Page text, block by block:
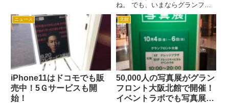
先輩OLねこ 不思議な光景よね
え。でも、関西らしい？ 万博マ
ニアのお宝グッズの展示...
ね。 でも、いまならグランフロ
ント大阪のパナソニックセンター
でDIYの体験をすることができる
んです。 これなら初心者でも安
心ですね。 先輩OLねこ 参加無料
もあるから、気軽に行って...
ニュース
iPhone11はドコモでも販
売中！5Ｇサービスも開
始！
北館
50,000人の写真展がグラン
フロント大阪北館で開催！
イベントラボでも写真展開